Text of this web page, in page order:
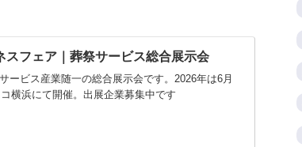
フェア｜葬祭サービス総合展示会
ービス産業随一の総合展示会です。2026年は6月
横浜にて開催。出展企業募集中です